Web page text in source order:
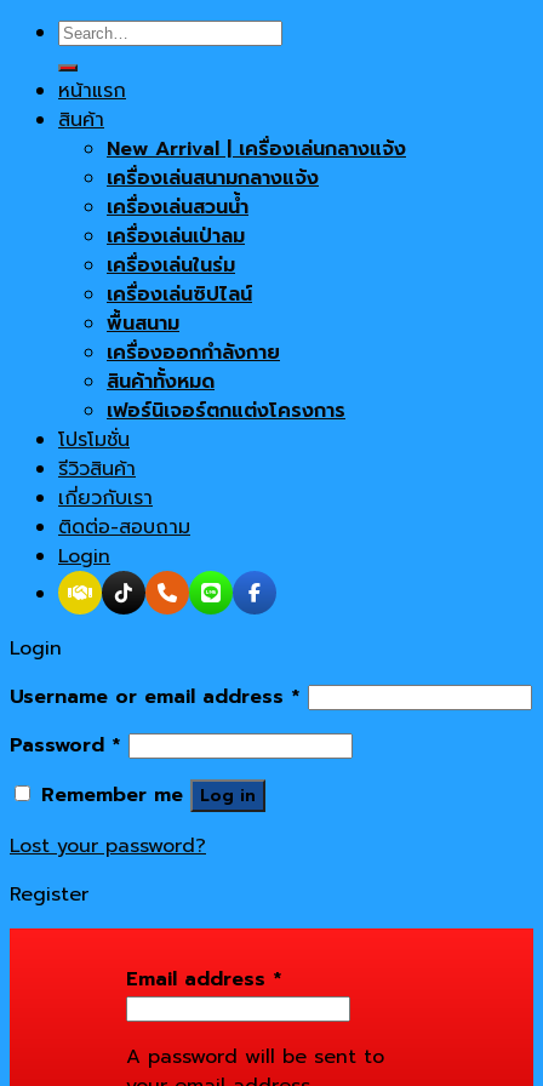
Search
for:
หน้าแรก
สินค้า
New Arrival | เครื่องเล่นกลางแจ้ง
เครื่องเล่นสนามกลางแจ้ง
เครื่องเล่นสวนน้ำ
เครื่องเล่นเป่าลม
เครื่องเล่นในร่ม
เครื่องเล่นซิปไลน์
พื้นสนาม
เครื่องออกกำลังกาย
สินค้าทั้งหมด
เฟอร์นิเจอร์ตกแต่งโครงการ
โปรโมชั่น
รีวิวสินค้า
เกี่ยวกับเรา
ติดต่อ-สอบถาม
Login
Login
Username or email address *
Password *
Remember me
Log in
Lost your password?
Register
Email address *
A password will be sent to